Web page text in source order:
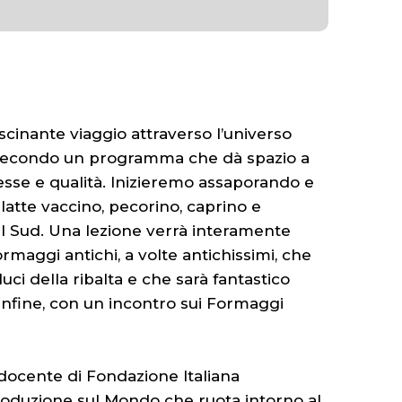
viaggio attraverso l’universo
un programma che dà spazio a
e qualità. Inizieremo assaporando e
vaccino, pecorino, caprino e
Una lezione verrà interamente
antichi, a volte antichissimi, che
della ribalta e che sarà fantastico
con un incontro sui Formaggi
di Fondazione Italiana